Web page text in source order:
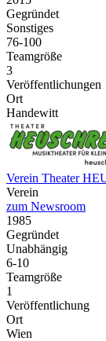
Gegründet
Sonstiges
76-100
Teamgröße
3
Veröffentlichungen
Ort
Handewitt
Verein Theater
Verein
zum Newsroom
1985
Gegründet
Unabhängig
6-10
Teamgröße
1
Veröffentlichung
Ort
Wien